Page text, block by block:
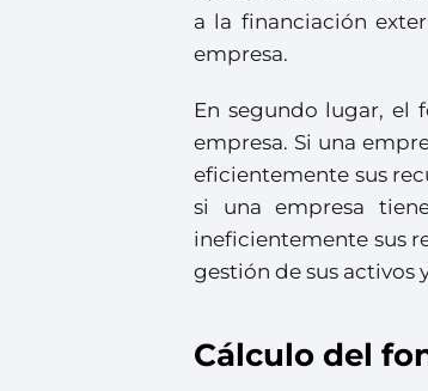
a la financiación
empresa.
En segundo lugar, el
empresa. Si una
eficientemente sus
si una empresa
ineficientemente sus
gestión de sus activos
Cálculo del